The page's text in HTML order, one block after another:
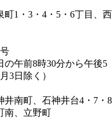
1・3・4・5・6丁目、西
の午前8時30分から午後5
3日除く）
南町、石神井台4・7・8
南、立野町